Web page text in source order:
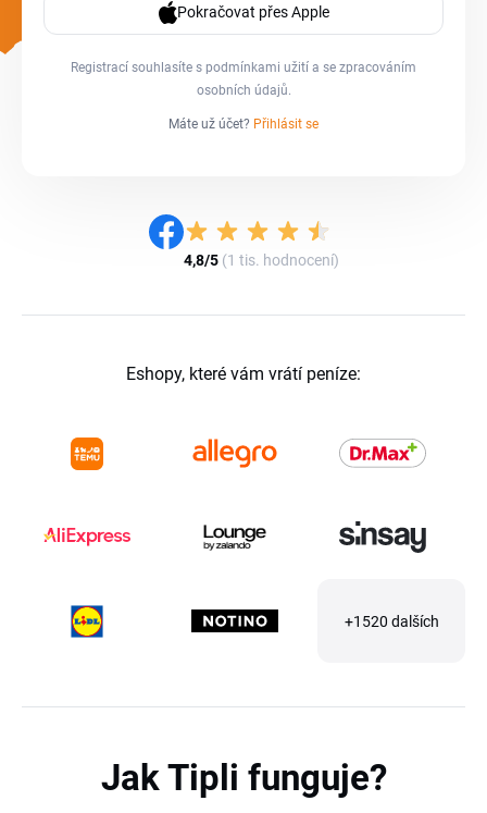
Pokračovat přes Apple
Registrací souhlasíte s podmínkami užití a se zpracováním
osobních údajů.
Máte už účet? Přihlásit se
4,8/5 (1 tis. hodnocení)
Eshopy, které vám vrátí peníze:
+1520 dalších
Jak Tipli funguje?